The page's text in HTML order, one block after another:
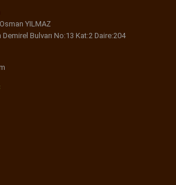
YILMAZ
Bulvarı No:13 Kat:2 Daire:204